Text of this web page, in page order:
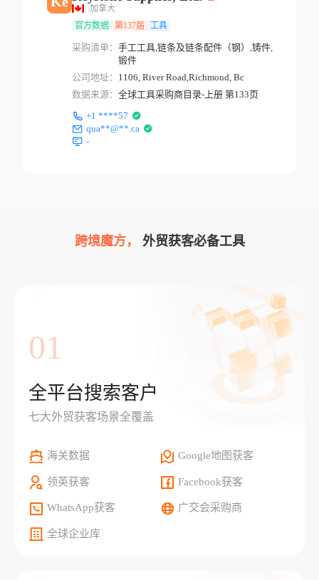
加拿大
官方数据 第137届 工具
采购清单： 手工工具,链条及链条配件（钢）,铸件,
锻件
公司地址： 1106, River Road,Richmond, Bc
数据来源： 全球工具采购商目录-上册 第133页
+1 ****57
qua**@**.ca
-
跨境魔方， 外贸获客必备工具
01
全平台搜索客户
七大外贸获客场景全覆盖
海关数据 Google地图获客
领英获客 Facebook获客
WhatsApp获客 广交会采购商
全球企业库